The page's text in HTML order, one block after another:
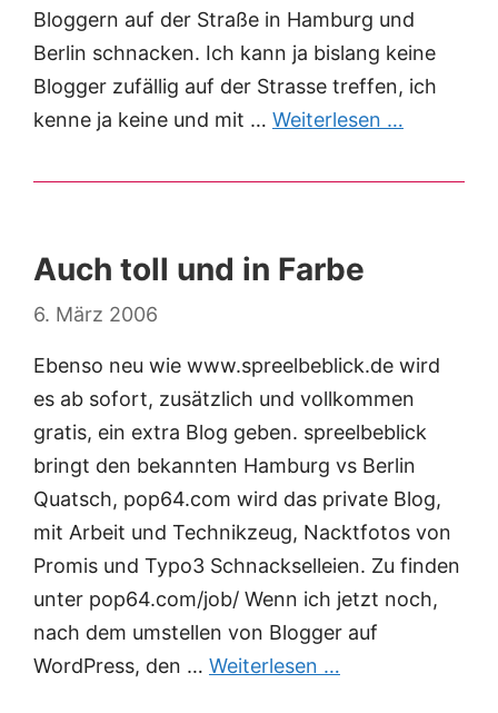
Bloggern auf der Straße in Hamburg und
Berlin schnacken. Ich kann ja bislang keine
Blogger zufällig auf der Strasse treffen, ich
kenne ja keine und mit … Weiterlesen …
Auch toll und in Farbe
6. März 2006
Ebenso neu wie www.spreelbeblick.de wird
es ab sofort, zusätzlich und vollkommen
gratis, ein extra Blog geben. spreelbeblick
bringt den bekannten Hamburg vs Berlin
Quatsch, pop64.com wird das private Blog,
mit Arbeit und Technikzeug, Nacktfotos von
Promis und Typo3 Schnackselleien. Zu finden
unter pop64.com/job/ Wenn ich jetzt noch,
nach dem umstellen von Blogger auf
WordPress, den … Weiterlesen …